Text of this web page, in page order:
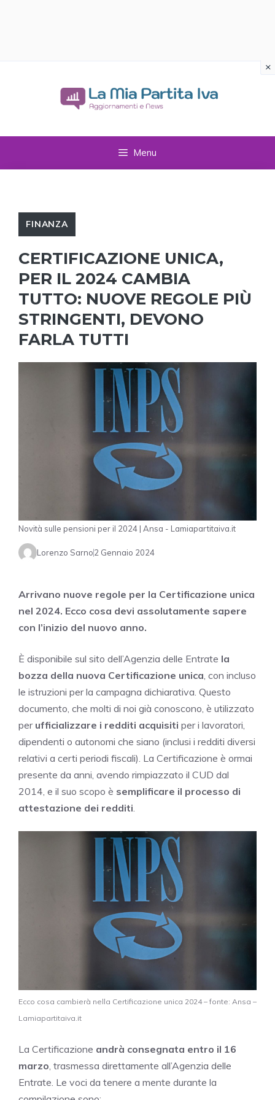
Menu
FINANZA
CERTIFICAZIONE UNICA,
PER IL 2024 CAMBIA
TUTTO: NUOVE REGOLE PIÙ
STRINGENTI, DEVONO
FARLA TUTTI
Novità sulle pensioni per il 2024 | Ansa - Lamiapartitaiva.it
Lorenzo Sarno2 Gennaio 2024
Arrivano nuove regole per la Certificazione unica
nel 2024. Ecco cosa devi assolutamente sapere
con l’inizio del nuovo anno.
È disponibile sul sito dell’Agenzia delle Entrate la
bozza della nuova Certificazione unica, con incluso
le istruzioni per la campagna dichiarativa. Questo
documento, che molti di noi già conoscono, è utilizzato
per ufficializzare i redditi acquisiti per i lavoratori,
dipendenti o autonomi che siano (inclusi i redditi diversi
relativi a certi periodi fiscali). La Certificazione è ormai
presente da anni, avendo rimpiazzato il CUD dal
2014, e il suo scopo è semplificare il processo di
attestazione dei redditi.
Ecco cosa cambierà nella Certificazione unica 2024 – fonte: Ansa –
Lamiapartitaiva.it
La Certificazione andrà consegnata entro il 16
marzo, trasmessa direttamente all’Agenzia delle
Entrate. Le voci da tenere a mente durante la
×